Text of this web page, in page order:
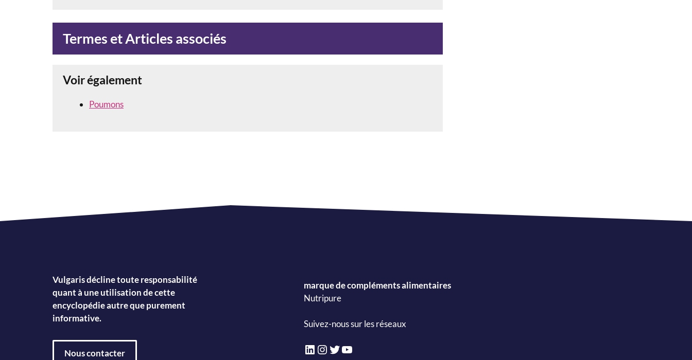
Termes et Articles associés
Voir également
Poumons
Vulgaris décline toute responsabilité
quant à une utilisation de cette
encyclopédie autre que purement
informative.
Nous contacter
marque de compléments alimentaires
Nutripure
Suivez-nous sur les réseaux
LinkedIn
Instagram
Twitter
YouTube